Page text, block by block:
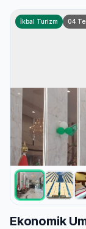
İkbal Turizm 04
Ekonomik